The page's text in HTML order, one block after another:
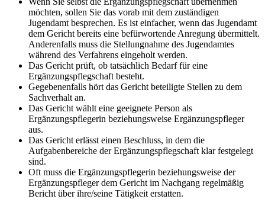
möchten, sollen Sie das vorab mit dem zuständigen
Jugendamt besprechen. Es ist einfacher, wenn das Jugendamt
dem Gericht bereits eine befürwortende Anregung übermittelt.
Anderenfalls muss die Stellungnahme des Jugendamtes
während des Verfahrens eingeholt werden.
Das Gericht prüft, ob tatsächlich Bedarf für eine
Ergänzungspflegschaft besteht.
Gegebenenfalls hört das Gericht beteiligte Stellen zu dem
Sachverhalt an.
Das Gericht wählt eine geeignete Person als
Ergänzungspflegerin beziehungsweise Ergänzungspfleger
aus.
Das Gericht erlässt einen Beschluss, in dem die
Aufgabenbereiche der Ergänzungspflegschaft klar festgelegt
sind.
Oft muss die Ergänzungspflegerin beziehungsweise der
Ergänzungspfleger dem Gericht im Nachgang regelmäßig
Bericht über ihre/seine Tätigkeit erstatten.